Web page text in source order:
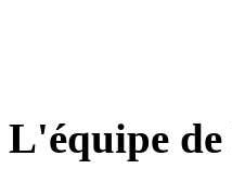
L'équipe